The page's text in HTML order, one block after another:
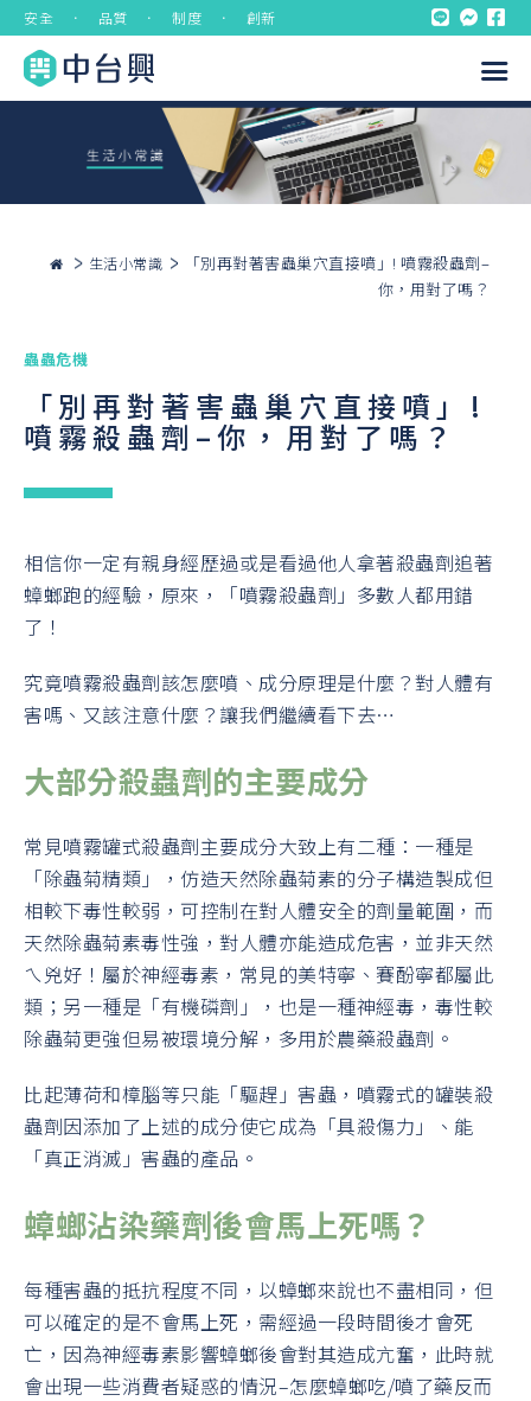
安全 ． 品質 ． 制度 ． 創新
生活小常識
「別再對著害蟲巢穴直接噴」! 噴霧殺蟲劑–
你，用對了嗎？
蟲蟲危機
「別再對著害蟲巢穴直接噴」!
噴霧殺蟲劑–你，用對了嗎？
相信你一定有親身經歷過或是看過他人拿著殺蟲劑追著
蟑螂跑的經驗，原來，「噴霧殺蟲劑」多數人都用錯
了！
究竟噴霧殺蟲劑該怎麼噴、成分原理是什麼？對人體有
害嗎、又該注意什麼？讓我們繼續看下去…
大部分殺蟲劑的主要成分
常見噴霧罐式殺蟲劑主要成分大致上有二種：一種是
「除蟲菊精類」，仿造天然除蟲菊素的分子構造製成但
相較下毒性較弱，可控制在對人體安全的劑量範圍，而
天然除蟲菊素毒性強，對人體亦能造成危害，並非天然
ㄟ兇好！屬於神經毒素，常見的美特寧、賽酚寧都屬此
類；另一種是「有機磷劑」，也是一種神經毒，毒性較
除蟲菊更強但易被環境分解，多用於農藥殺蟲劑。
比起薄荷和樟腦等只能「驅趕」害蟲，噴霧式的罐裝殺
蟲劑因添加了上述的成分使它成為「具殺傷力」、能
「真正消滅」害蟲的產品。
蟑螂沾染藥劑後會馬上死嗎？
每種害蟲的抵抗程度不同，以蟑螂來說也不盡相同，但
可以確定的是不會馬上死，需經過一段時間後才會死
亡，因為神經毒素影響蟑螂後會對其造成亢奮，此時就
會出現一些消費者疑惑的情況–怎麼蟑螂吃/噴了藥反而